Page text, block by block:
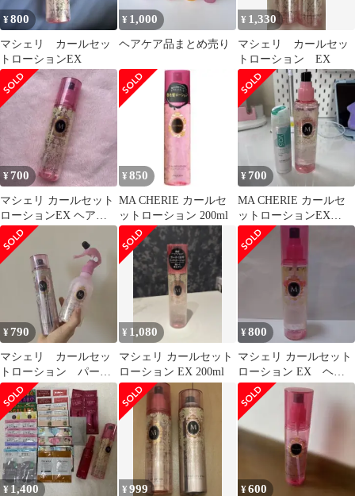
¥800
マシェリ カールセッ
トローションEX
¥ 1,000
ヘアケア品まとめ売り
¥ 1,330
マシェリ カールセッ
トローション EX
¥700
マシェリ カールセット
ローションEX ヘアス
タイリング
¥ 850
MA CHERIE カールセ
ットローション 200ml
¥700
MA CHERIE カールセ
ットローションEX
200ml
¥790
マシェリ カールセッ
トローション パーフ
ェクトシャワー
¥ 1,080
マシェリ カールセット
ローション EX 200ml
¥800
マシェリ カールセット
ローション EX ヘア
スタイリング剤
¥1,400 ¥999 ¥600